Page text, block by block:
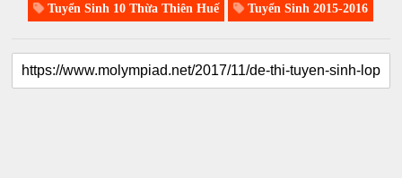
Tuyển Sinh 10 Thừa Thiên Huế Tuyển Sinh 2015-2016